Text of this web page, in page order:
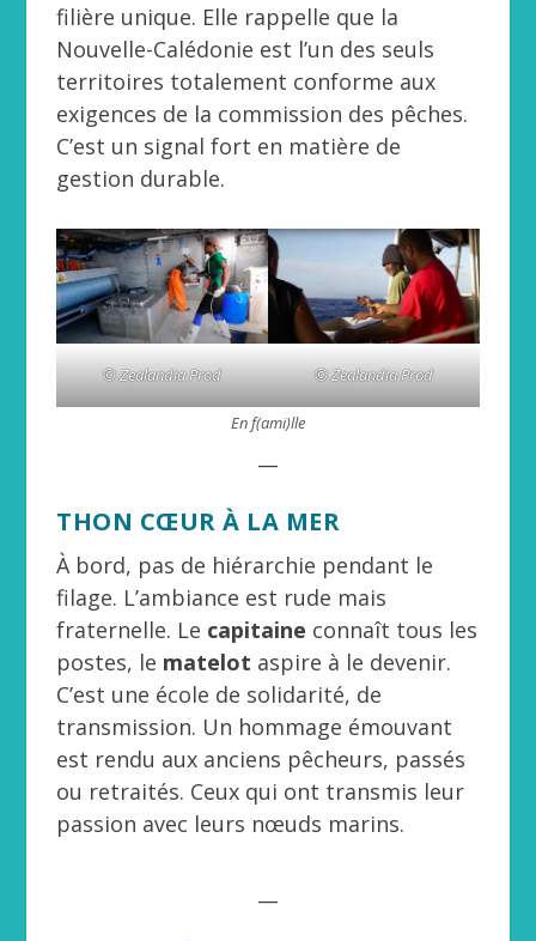
filière unique. Elle rappelle que la
Nouvelle-Calédonie est l’un des seuls
territoires totalement conforme aux
exigences de la commission des pêches.
C’est un signal fort en matière de
gestion durable.
© Zealandia Prod © Zealandia Prod
En f(ami)lle
THON CŒUR À LA MER
À bord, pas de hiérarchie pendant le
filage. L’ambiance est rude mais
fraternelle. Le capitaine connaît tous les
postes, le matelot aspire à le devenir.
C’est une école de solidarité, de
transmission. Un hommage émouvant
est rendu aux anciens pêcheurs, passés
ou retraités. Ceux qui ont transmis leur
passion avec leurs nœuds marins.